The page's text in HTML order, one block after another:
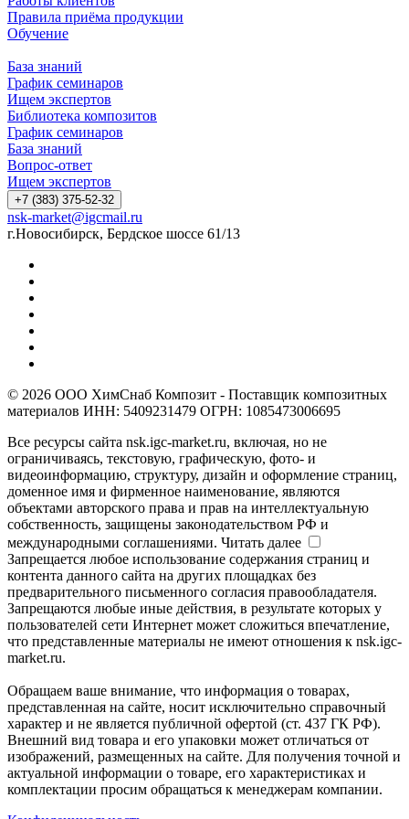
Правила приёма продукции
Обучение
База знаний
График семинаров
Ищем экспертов
Библиотека композитов
График семинаров
База знаний
Вопрос-ответ
Ищем экспертов
+7 (383) 375-52-32
nsk-market@igcmail.ru
г.Новосибирск, Бердское шоссе 61/13
© 2026 ООО ХимСнаб Композит - Поставщик композитных
материалов ИНН: 5409231479 ОГРН: 1085473006695
Все ресурсы сайта nsk.igc-market.ru, включая, но не
ограничиваясь, текстовую, графическую, фото- и
видеоинформацию, структуру, дизайн и оформление страниц,
доменное имя и фирменное наименование, являются
объектами авторского права и прав на интеллектуальную
собственность, защищены законодательством РФ и
международными соглашениями. Читать далее
Запрещается любое использование содержания страниц и
контента данного сайта на других площадках без
предварительного письменного согласия правообладателя.
Запрещаются любые иные действия, в результате которых у
пользователей сети Интернет может сложиться впечатление,
что представленные материалы не имеют отношения к nsk.igc-
market.ru.
Обращаем ваше внимание, что информация о товарах,
представленная на сайте, носит исключительно справочный
характер и не является публичной офертой (ст. 437 ГК РФ).
Внешний вид товара и его упаковки может отличаться от
изображений, размещенных на сайте. Для получения точной и
актуальной информации о товаре, его характеристиках и
комплектации просим обращаться к менеджерам компании.